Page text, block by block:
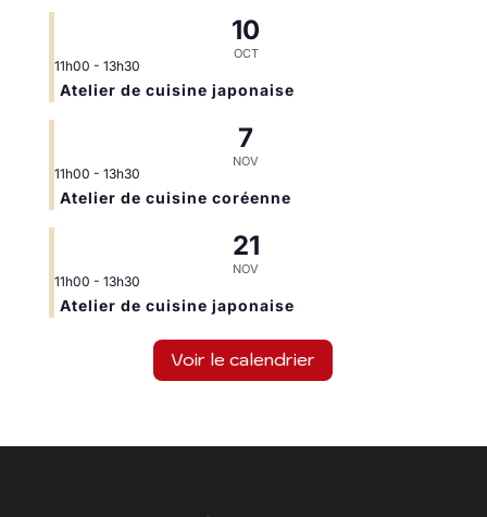
10
OCT
11h00 - 13h30
Atelier de cuisine japonaise
7
NOV
11h00 - 13h30
Atelier de cuisine coréenne
21
NOV
11h00 - 13h30
Atelier de cuisine japonaise
Voir le calendrier